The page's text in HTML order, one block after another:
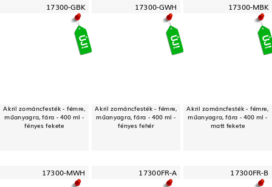
17300-GBK
Akril zománcfesték - fémre,
műanyagra, fára - 400 ml -
fényes fekete
17300-GWH
Akril zománcfesték - fémre,
műanyagra, fára - 400 ml -
fényes fehér
17300-MBK
Akril zománcfesték - fémre,
műanyagra, fára - 400 ml -
matt fekete
17300-MWH 17300FR-A 17300FR-B